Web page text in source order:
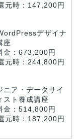
元時：147,200円
デザイナ
座
金：673,200円
元時：244,800円
ニア・データサイ
スト養成講座
金：514,800円
元時：187,200円